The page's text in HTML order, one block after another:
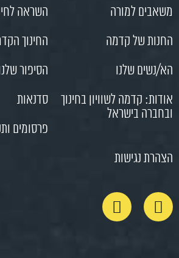
משאבים למורה
השראה
החנות של קדמה
החינוך
הא/נשים שלנו
הסיפור
אודות: קדמה לשוויון בחינוך
ובחברה בישראל
סדנאות
פרסומים
הצהרת נגישות